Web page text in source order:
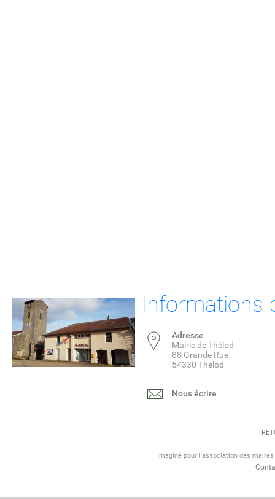
Informations
Adresse
Mairie de Thélod
88 Grande Rue
54330 Thélod
Nous écrire
Imaginé pour l'association des